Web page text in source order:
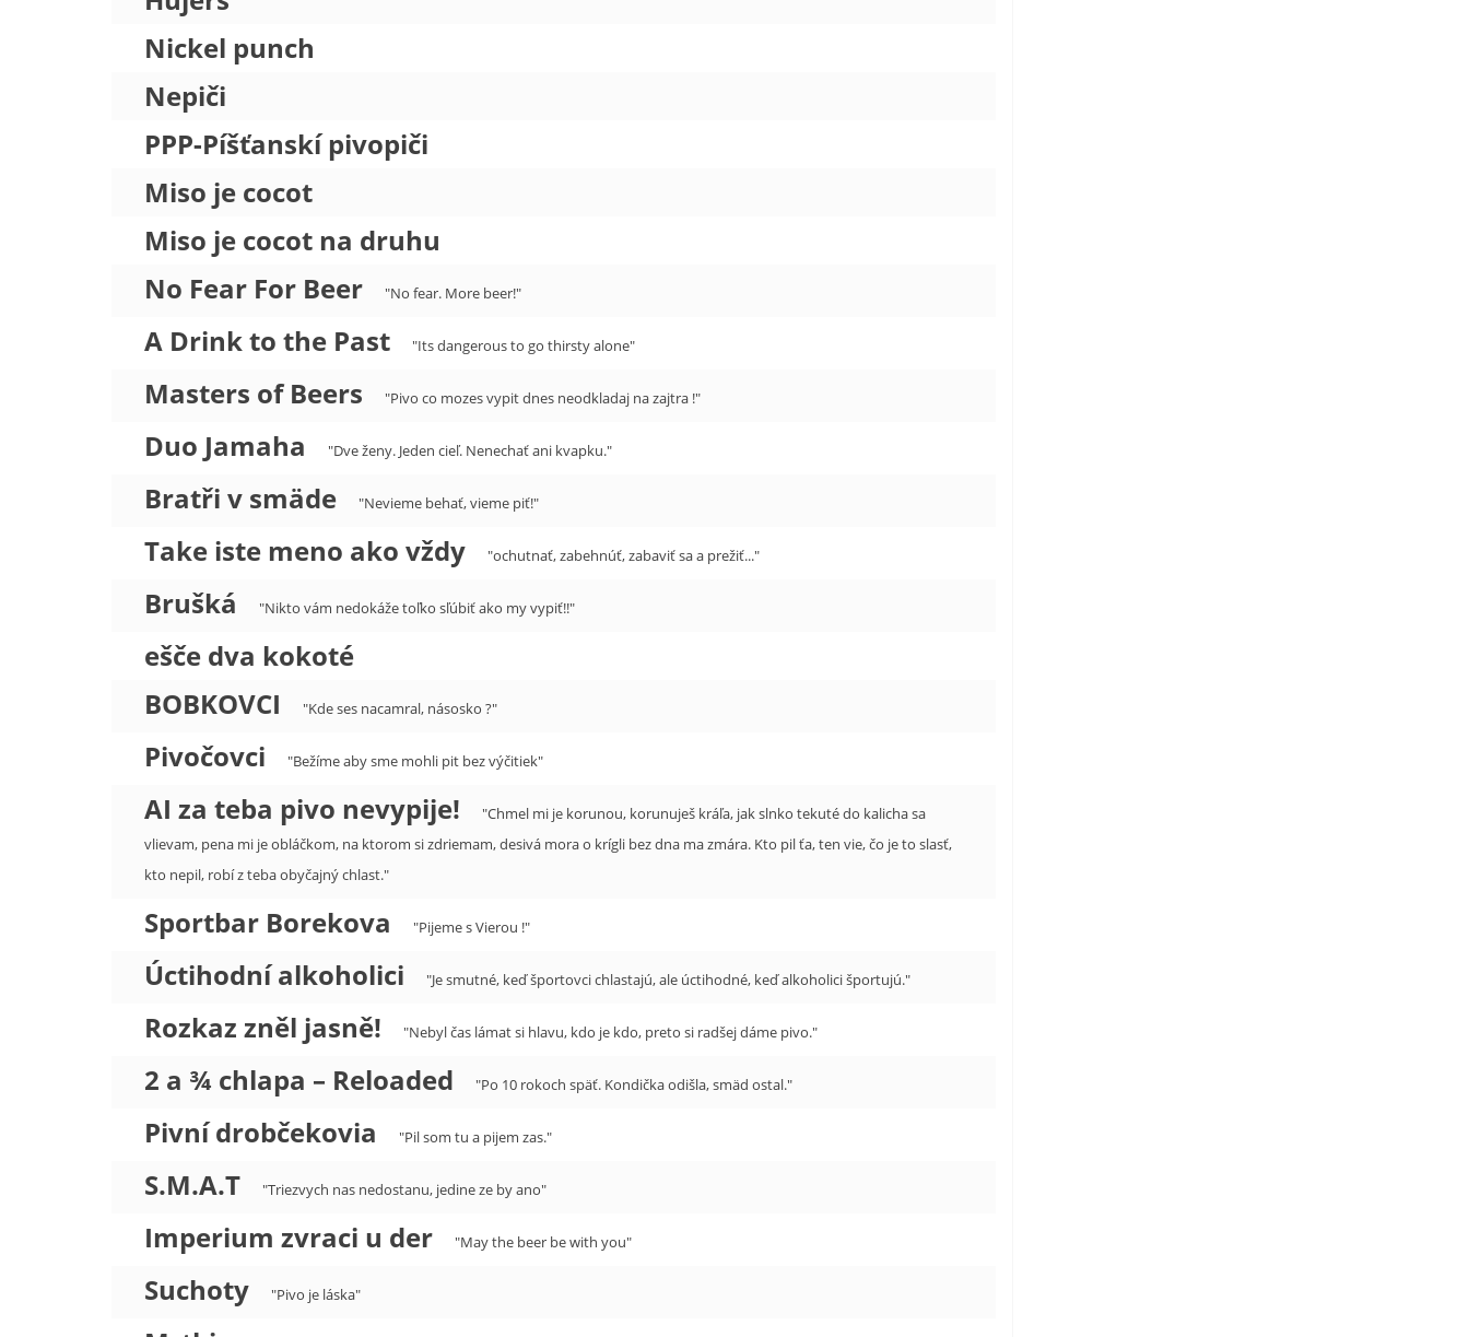
Nickel punch
Nepiči
PPP-Píšťanskí pivopiči
Miso je cocot
Miso je cocot na druhu
No Fear For Beer
"No fear. More beer!"
A Drink to the Past "Its dangerous to go thirsty alone"
Masters of Beers "Pivo co mozes vypit dnes neodkladaj na zajtra !"
Duo Jamaha "Dve ženy. Jeden cieľ. Nenechať ani kvapku."
Bratři v smäde "Nevieme behať, vieme piť!"
Take iste meno ako vždy "ochutnať, zabehnúť, zabaviť sa a prežiť..."
Brušká "Nikto vám nedokáže toľko sľúbiť ako my vypiť!!"
ešče dva kokoté
BOBKOVCI
"Kde ses nacamral, násosko ?"
Pivočovci "Bežíme aby sme mohli pit bez výčitiek"
AI za teba pivo nevypije!
"Chmel mi je korunou, korunuješ kráľa, jak slnko tekuté do kalicha sa
vlievam, pena mi je obláčkom, na ktorom si zdriemam, desivá mora o krígli bez dna ma zmára. Kto pil ťa, ten vie, čo je to slasť,
kto nepil, robí z teba obyčajný chlast."
Sportbar Borekova "Pijeme s Vierou !"
Úctihodní alkoholici "Je smutné, keď športovci chlastajú, ale úctihodné, keď alkoholici športujú."
Rozkaz zněl jasně! "Nebyl čas lámat si hlavu, kdo je kdo, preto si radšej dáme pivo."
2 a ¾ chlapa – Reloaded "Po 10 rokoch späť. Kondička odišla, smäd ostal."
Pivní drobčekovia "Pil som tu a pijem zas."
S.M.A.T "Triezvych nas nedostanu, jedine ze by ano"
Imperium zvraci u der "May the beer be with you"
Suchoty "Pivo je láska"